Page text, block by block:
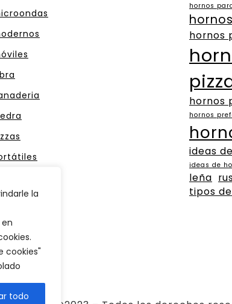
la
cookies"
todo
hornos
hornos
hornos
hornos
ideas
ideas de
leña
tipos